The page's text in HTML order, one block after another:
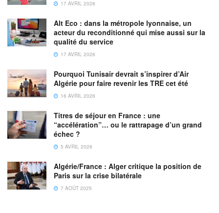
17 AVRIL 2026
Alt Eco : dans la métropole lyonnaise, un
acteur du reconditionné qui mise aussi sur la
qualité du service
17 AVRIL 2026
Pourquoi Tunisair devrait s’inspirer d’Air
Algérie pour faire revenir les TRE cet été
16 AVRIL 2026
Titres de séjour en France : une
“accélération”… ou le rattrapage d’un grand
échec ?
5 AVRIL 2026
Algérie/France : Alger critique la position de
Paris sur la crise bilatérale
7 AOÛT 2025